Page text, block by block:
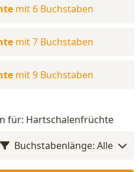
mit 6 Buchstaben
mit 7 Buchstaben
mit 9 Buchstaben
für: Hartschalenfrüchte
Buchstabenlänge: Alle